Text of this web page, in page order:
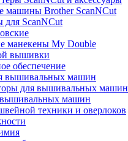
машины Brother ScanNCut
для ScanNCut
манекены My Double
вышивки
обеспечение
вышивальных машин
для вышивальных машин
машин
техники и оверлоков